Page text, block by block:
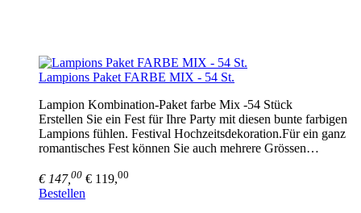
Lampions Paket FARBE MIX - 54 St.
Lampion Kombination-Paket farbe Mix -54 Stück
Erstellen Sie ein Fest für Ihre Party mit diesen bunte farbigen
Lampions fühlen. Festival Hochzeitsdekoration.Für ein ganz
romantisches Fest können Sie auch mehrere Grössen…
€ 147, 00 € 119,00
Bestellen